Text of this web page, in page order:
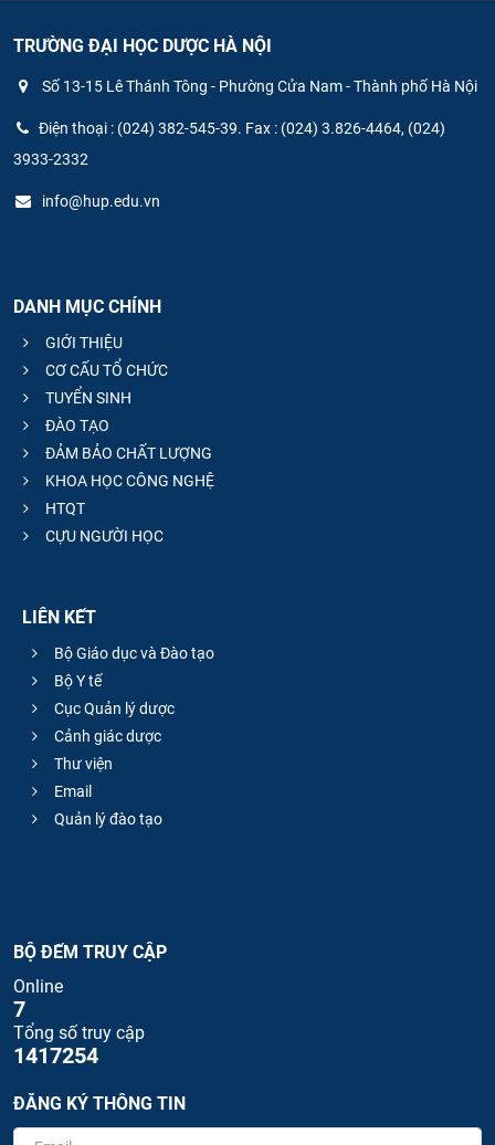
TRƯỜNG ĐẠI HỌC DƯỢC HÀ NỘI
Số 13-15 Lê Thánh Tông - Phường Cửa Nam - Thành phố Hà Nội
Điện thoại : (024) 382-545-39. Fax : (024) 3.826-4464, (024)
3933-2332
info@hup.edu.vn
DANH MỤC CHÍNH
GIỚI THIỆU
CƠ CẤU TỔ CHỨC
TUYỂN SINH
ĐÀO TẠO
ĐẢM BẢO CHẤT LƯỢNG
KHOA HỌC CÔNG NGHỆ
HTQT
CỰU NGƯỜI HỌC
LIÊN KẾT
Bộ Giáo dục và Đào tạo
Bộ Y tế
Cục Quản lý dược
Cảnh giác dược
Thư viện
Email
Quản lý đào tạo
BỘ ĐẾM TRUY CẬP
Online
7
Tổng số truy cập
1417254
ĐĂNG KÝ THÔNG TIN